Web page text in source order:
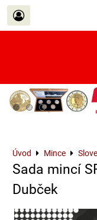
Úvod Mince
Sada mincí
Dubček